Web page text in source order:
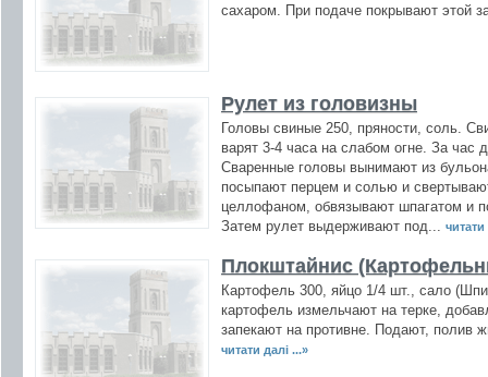
сахаром. При подаче покрывают этой
Рулет из головизны
Головы свиные 250, пряности, соль.
варят 3-4 часа на слабом огне. За час
Сваренные головы вынимают из
посыпают перцем и солью и
целлофаном, обвязывают шпагатом и
Затем рулет выдерживают под...
читати
Плокштайнис
Картофель 300, яйцо 1/4 шт., сало
картофель измельчают на терке,
запекают на противне. Подают, полив
читати далі ...»